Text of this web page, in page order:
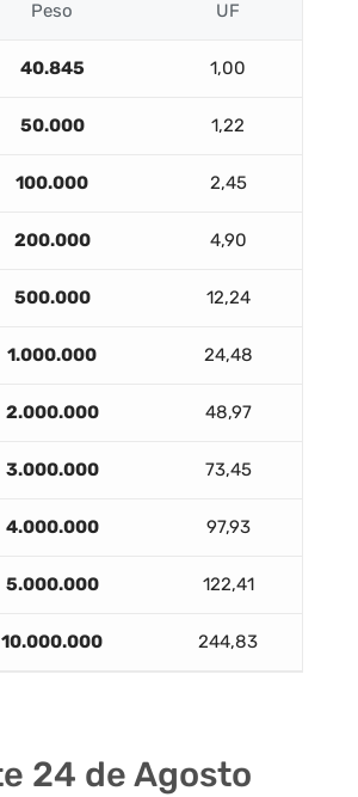
Peso UF
40.845 1,00
50.000 1,22
100.000 2,45
200.000 4,90
500.000 12,24
1.000.000 24,48
2.000.000 48,97
3.000.000 73,45
4.000.000 97,93
5.000.000 122,41
10.000.000 244,83
24 de Agosto